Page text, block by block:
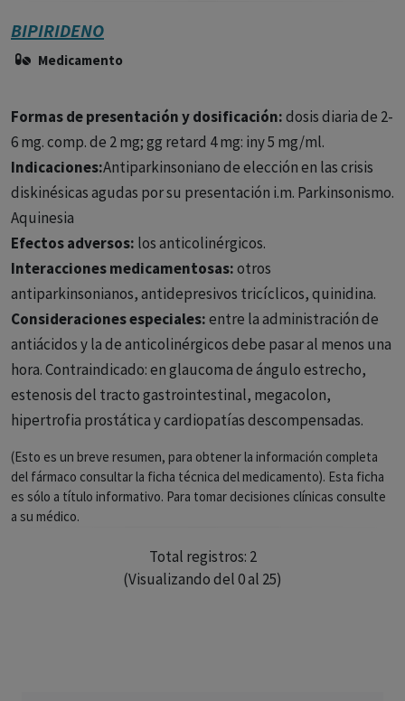
BIPIRIDENO
Medicamento
Formas de presentación y dosificación:dosis diaria de 2-
6 mg. comp. de 2 mg; gg retard 4 mg: iny 5 mg/ml.
Indicaciones:Antiparkinsoniano de elección en las crisis
diskinésicas agudas por su presentación i.m. Parkinsonismo.
Aquinesia
Efectos adversos: los anticolinérgicos.
Interacciones medicamentosas:otros
antiparkinsonianos, antidepresivos tricíclicos, quinidina.
Consideraciones especiales:entre la administración de
antiácidos y la de anticolinérgicos debe pasar al menos una
hora. Contraindicado: en glaucoma de ángulo estrecho,
estenosis del tracto gastrointestinal, megacolon,
hipertrofia prostática y cardiopatías descompensadas.
(Esto es un breve resumen, para obtener la información completa
del fármaco consultar la ficha técnica del medicamento). Esta ficha
es sólo a título informativo. Para tomar decisiones clínicas consulte
a su médico.
Total registros: 2
(Visualizando del 0 al 25)